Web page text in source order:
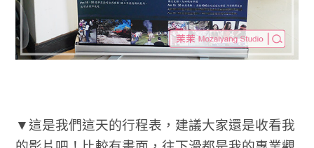
▼這是我們這天的行程表，建議大家還是收看我